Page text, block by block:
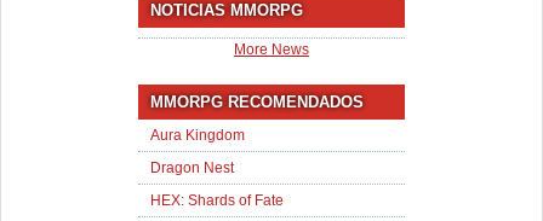
NOTICIAS MMORPG
More News
MMORPG RECOMENDADOS
Aura Kingdom
Dragon Nest
HEX: Shards of Fate